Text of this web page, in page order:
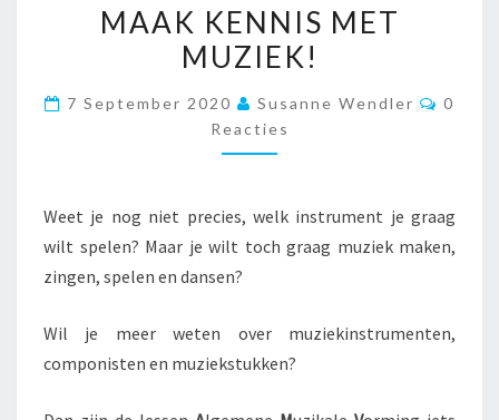
KENNIS
MET
MAAK KENNIS MET
MUZIEK!
7 September 2020 Susanne Wendler
0
Reacties
Weet je nog niet precies, welk instrument je graag
wilt spelen? Maar je wilt toch graag muziek maken,
zingen, spelen en dansen?
Wil je meer weten over muziekinstrumenten,
componisten en muziekstukken?